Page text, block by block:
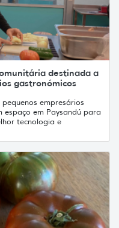
destinada a
gastronómicos
empresários
em Paysandú para
tecnologia e